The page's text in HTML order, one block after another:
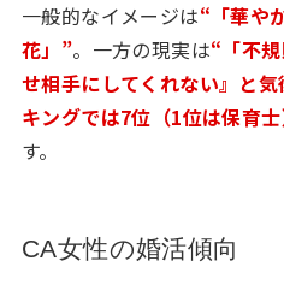
一般的なイメージは“「華や
花」”。一方の現実は“「不
せ相手にしてくれない』と
キングでは7位（1位は保育
す。
CA女性の婚活傾向